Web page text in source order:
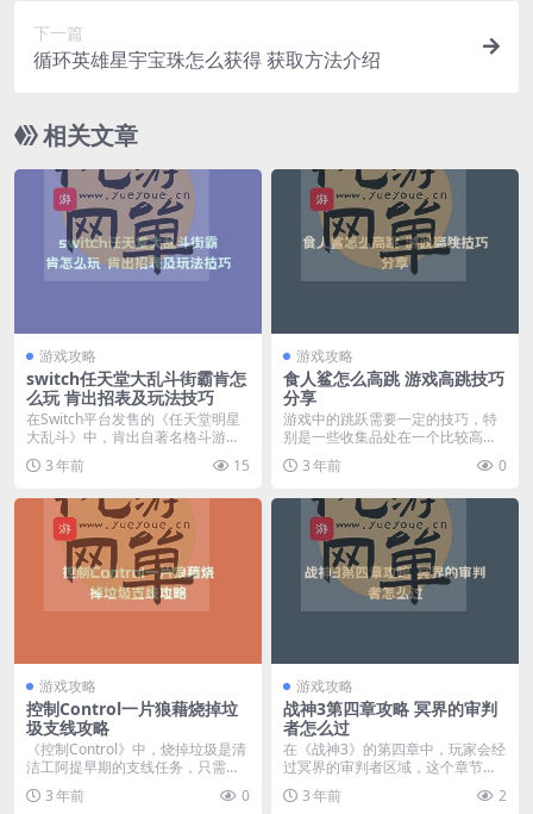
下一篇
循环英雄星宇宝珠怎么获得 获取方法介绍
相关文章
游戏攻略
switch任天堂大乱斗街霸肯怎
么玩 肯出招表及玩法技巧
在Switch平台发售的《任天堂明星
大乱斗》中，肯出自著名格斗游戏
《街头霸王》，...
3 年前 15
游戏攻略
食人鲨怎么高跳 游戏高跳技巧
分享
游戏中的跳跃需要一定的技巧，特
别是一些收集品处在一个比较高的
位置，下面我们就为大...
3 年前 0
游戏攻略
控制Control一片狼藉烧掉垃
圾支线攻略
《控制Control》中，烧掉垃圾是清
洁工阿提早期的支线任务，只需在
熔炉室帮阿提...
3 年前 0
游戏攻略
战神3第四章攻略 冥界的审判
者怎么过
在《战神3》的第四章中，玩家会经
过冥界的审判者区域，这个章节算
是在挑战BOSS之...
3 年前 2